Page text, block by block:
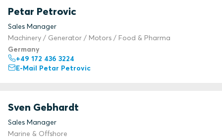
Petar Petrovic
Sales Manager
Machinery / Generator / Motors / Food & Pharma
Germany
+49 172 436 3224
E-Mail Petar Petrovic
Sven Gebhardt
Sales Manager
Marine & Offshore